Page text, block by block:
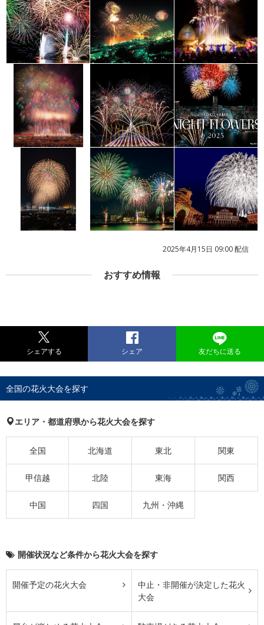
2025年4月15日 09:00 配信
おすすめ情報
シェアする シェア 友だちに送る
全国の花火大会を探す
エリア・都道府県から花火大会を探す
全国 北海道 東北 関東
甲信越 北陸 東海 関西
中国 四国 九州・沖縄
開催状況など条件から花火大会を探す
開催予定の花火大会
中止・非開催が決定した花火
大会